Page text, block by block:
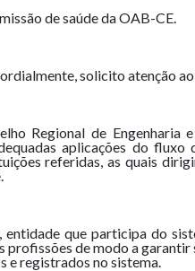
de saúde da OAB-CE.
solicito atenção ao
Regional de
aplicações do
referidas, as quais
entidade que participa do
de modo a garantir
e registrados no sistema.